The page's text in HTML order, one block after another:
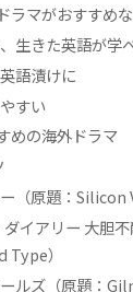
ラマがおすすめ
生きた英語が学
語漬けに
すい
めの海外ドラマ
（原題：Silicon
イアリー 大胆
）
ルズ（原題：